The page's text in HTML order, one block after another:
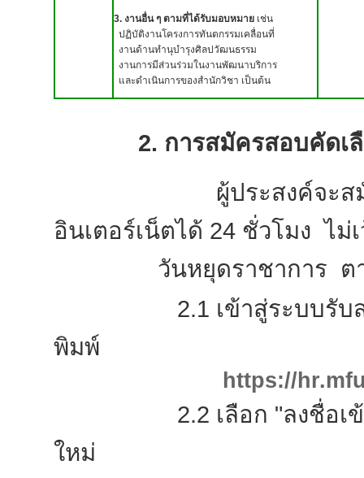
3. งานอื่น ๆ ตามที่ได้รับมอบหมาย เช่น
ปฏิบัติงานโครงการทันตกรรมเคลื่อนที่
งานด้านทำนุบำรุงศิลปวัฒนธรรม
งานการมีส่วนร่วมในงานพัฒนาบริการ
และดำเนินการของสำนักวิชา เป็นต้น
2. การสมัครสอบคัดเลื
ผู้ประสงค์จะสมัครสอ
อินเตอร์เน็ตได้ 24 ชั่วโมง ไม่
วันหยุดราชาการ ตา
2.1 เข้าสู่ระบบรับสมัคร
พิมพ์
https://
2.2 เลือก "ลงชื่อเข้าใช้"
ใหม่